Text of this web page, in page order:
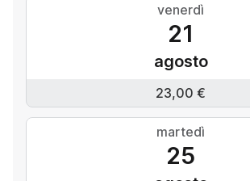
venerdì
21
agosto
23,00 €
martedì
25